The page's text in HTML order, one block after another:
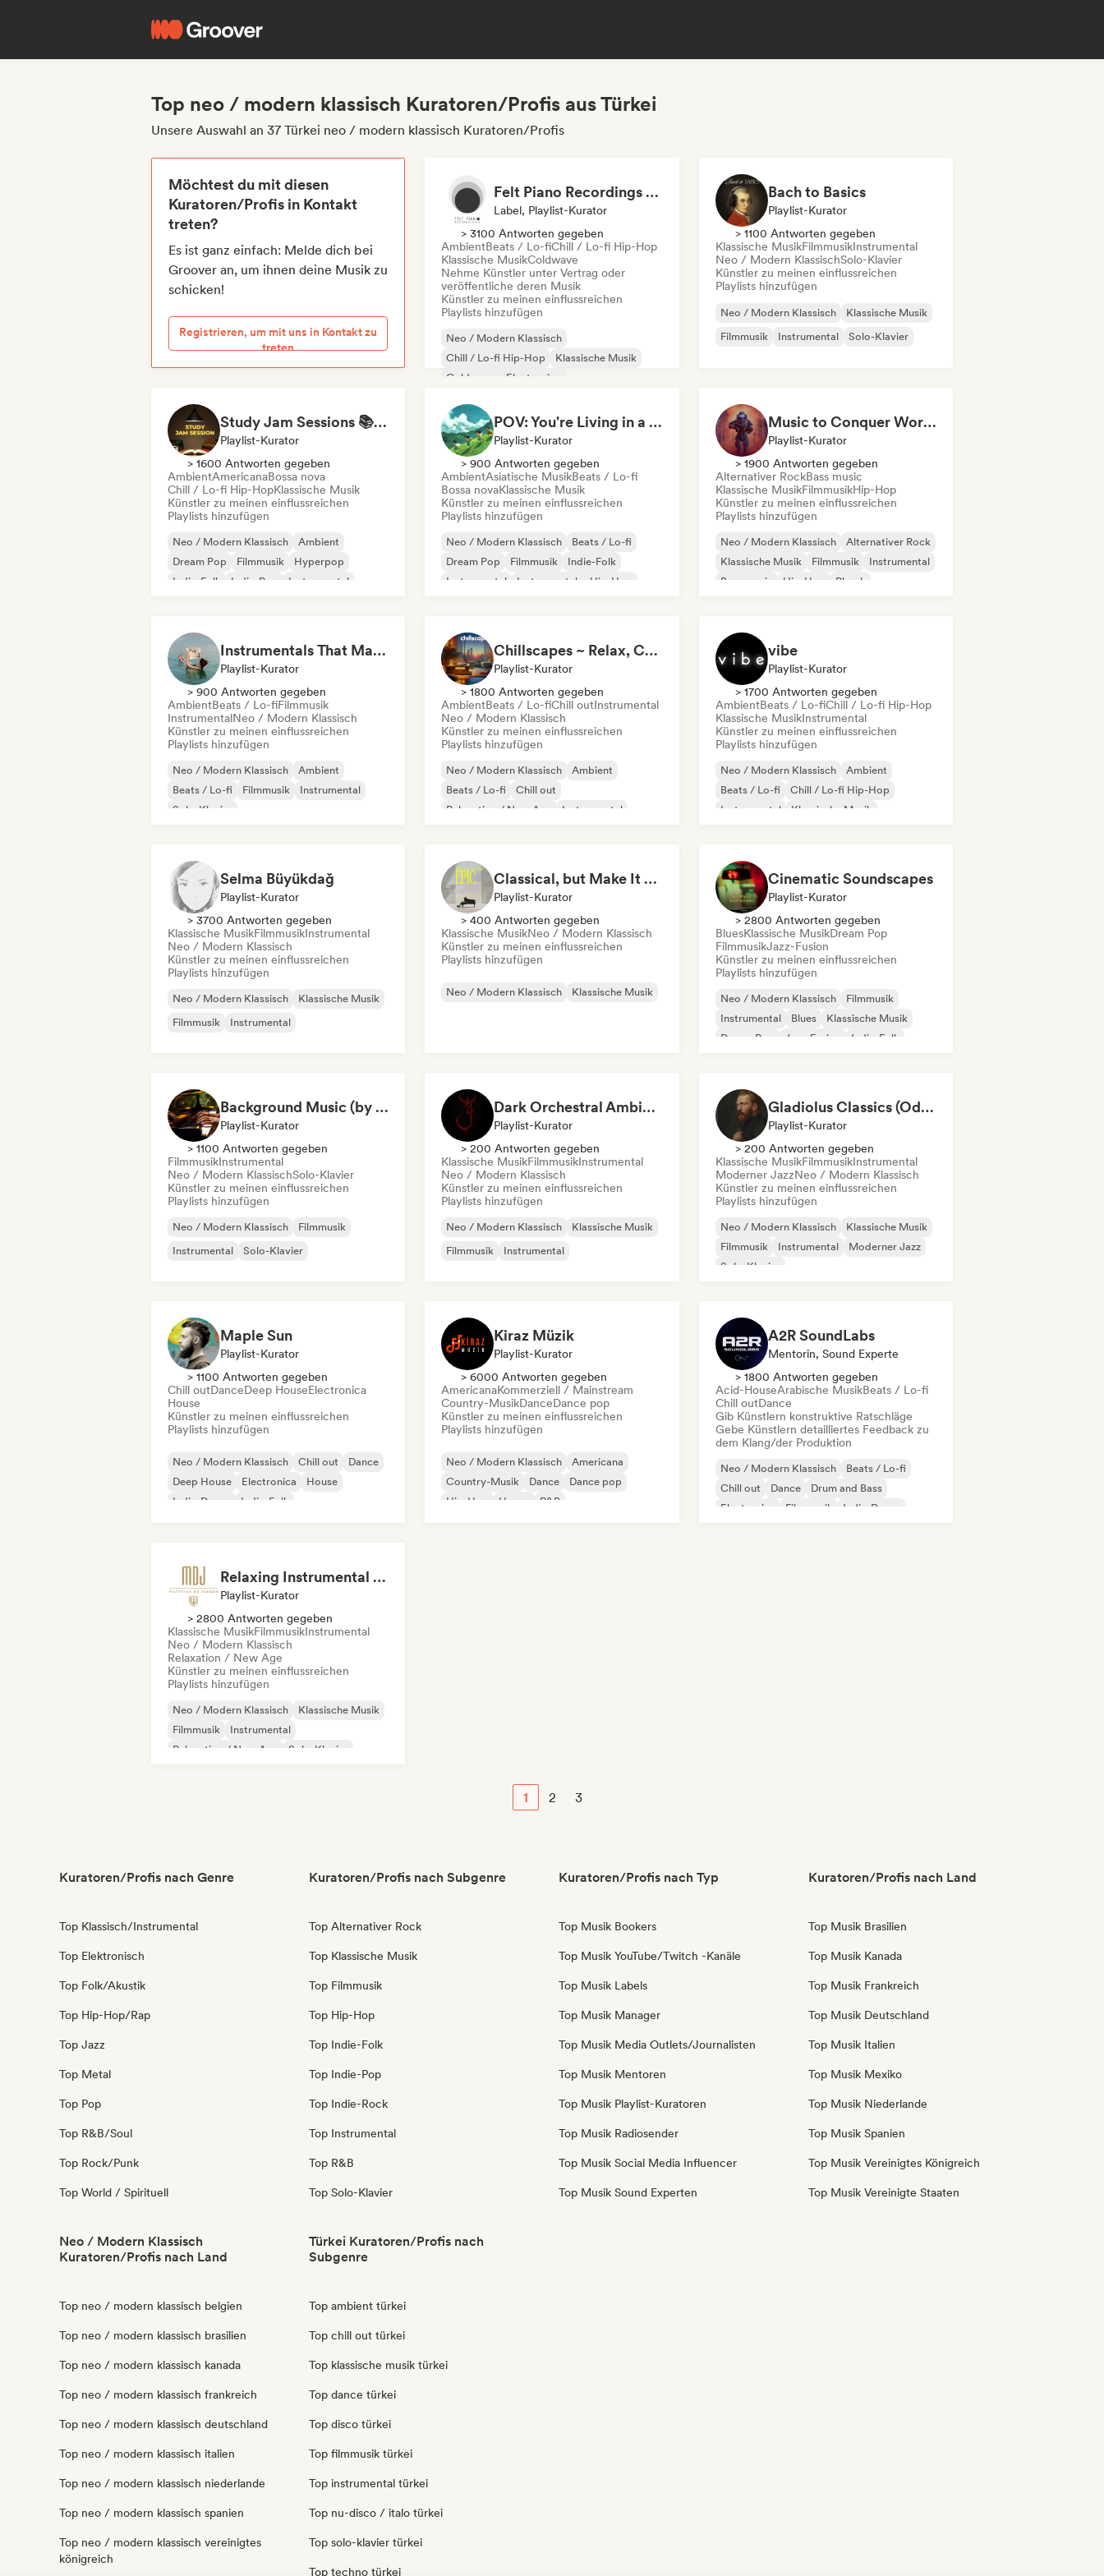
Top neo / modern klassisch Kuratoren/Profis aus Türkei
Unsere Auswahl an 37 Türkei neo / modern klassisch Kuratoren/Profis
Möchtest du mit diesen
Kuratoren/Profis in Kontakt
treten?
Es ist ganz einfach: Melde dich bei
Groover an, um ihnen deine Musik zu
schicken!
Registrieren, um mit uns in Kontakt zu
treten
Felt Piano Recordings (label, playlists)
Label, Playlist-Kurator
> 3100 Antworten gegeben
AmbientBeats / Lo-fiChill / Lo-fi Hip-Hop
Klassische MusikColdwave
Nehme Künstler unter Vertrag oder
veröffentliche deren Musik
Künstler zu meinen einflussreichen
Playlists hinzufügen
Neo / Modern Klassisch
Chill / Lo-fi Hip-Hop
Klassische Musik
Coldwave
Electronica
Instrumental
Bach to Basics
Playlist-Kurator
> 1100 Antworten gegeben
Klassische MusikFilmmusikInstrumental
Neo / Modern KlassischSolo-Klavier
Künstler zu meinen einflussreichen
Playlists hinzufügen
Neo / Modern Klassisch
Klassische Musik
Filmmusik
Instrumental Solo-Klavier
Study Jam Sessions 📚 Indie Folk, Dream Pop & Singer-Songwriter
Playlist-Kurator
> 1600 Antworten gegeben
AmbientAmericanaBossa nova
Chill / Lo-fi Hip-HopKlassische Musik
Künstler zu meinen einflussreichen
Playlists hinzufügen
Neo / Modern Klassisch
Ambient
Dream Pop
Filmmusik
Hyperpop
Indie-Folk
Indie-Pop Instrumental
POV: You're Living in a Studio Ghibli Movie 🌱 Neo-Classical Piano & Dream Pop
Playlist-Kurator
> 900 Antworten gegeben
AmbientAsiatische MusikBeats / Lo-fi
Bossa novaKlassische Musik
Künstler zu meinen einflussreichen
Playlists hinzufügen
Neo / Modern Klassisch
Beats / Lo-fi
Dream Pop
Filmmusik
Indie-Folk
Instrumental
Instrumentaler Hip-Hop
Music to Conquer Worlds To ⚔️ Epic Orchestral, Cinematic & Trailer Music
Playlist-Kurator
> 1900 Antworten gegeben
Alternativer RockBass music
Klassische MusikFilmmusikHip-Hop
Künstler zu meinen einflussreichen
Playlists hinzufügen
Neo / Modern Klassisch
Alternativer Rock
Klassische Musik
Filmmusik
Instrumental
Bass music
Hip-Hop Phonk
Instrumentals That Make You Feel Like Floating
Playlist-Kurator
> 900 Antworten gegeben
AmbientBeats / Lo-fiFilmmusik
InstrumentalNeo / Modern Klassisch
Künstler zu meinen einflussreichen
Playlists hinzufügen
Neo / Modern Klassisch
Ambient
Beats / Lo-fi
Filmmusik
Instrumental
Solo-Klavier
Chillscapes ~ Relax, Concentrate, Meditate, Sleep, Dream
Playlist-Kurator
> 1800 Antworten gegeben
AmbientBeats / Lo-fiChill outInstrumental
Neo / Modern Klassisch
Künstler zu meinen einflussreichen
Playlists hinzufügen
Neo / Modern Klassisch
Ambient
Beats / Lo-fi
Chill out
Relaxation / New Age
Instrumental
vibe
Playlist-Kurator
> 1700 Antworten gegeben
AmbientBeats / Lo-fiChill / Lo-fi Hip-Hop
Klassische MusikInstrumental
Künstler zu meinen einflussreichen
Playlists hinzufügen
Neo / Modern Klassisch
Ambient
Beats / Lo-fi
Chill / Lo-fi Hip-Hop
Instrumental
Klassische Musik
Selma Büyükdağ
Playlist-Kurator
> 3700 Antworten gegeben
Klassische MusikFilmmusikInstrumental
Neo / Modern Klassisch
Künstler zu meinen einflussreichen
Playlists hinzufügen
Neo / Modern Klassisch
Klassische Musik
Filmmusik
Instrumental
Classical, but Make It Epic
Playlist-Kurator
> 400 Antworten gegeben
Klassische MusikNeo / Modern Klassisch
Künstler zu meinen einflussreichen
Playlists hinzufügen
Neo / Modern Klassisch Klassische Musik
Cinematic Soundscapes
Playlist-Kurator
> 2800 Antworten gegeben
BluesKlassische MusikDream Pop
FilmmusikJazz-Fusion
Künstler zu meinen einflussreichen
Playlists hinzufügen
Neo / Modern Klassisch
Filmmusik
Instrumental
Blues
Klassische Musik
Dream Pop
Jazz-Fusion Indie-Folk
Background Music (by Pianoman)
Playlist-Kurator
> 1100 Antworten gegeben
FilmmusikInstrumental
Neo / Modern KlassischSolo-Klavier
Künstler zu meinen einflussreichen
Playlists hinzufügen
Neo / Modern Klassisch
Filmmusik
Instrumental
Solo-Klavier
Dark Orchestral Ambience - Epic Dark Fantasy Music
Playlist-Kurator
> 200 Antworten gegeben
Klassische MusikFilmmusikInstrumental
Neo / Modern Klassisch
Künstler zu meinen einflussreichen
Playlists hinzufügen
Neo / Modern Klassisch
Klassische Musik
Filmmusik
Instrumental
Gladiolus Classics (Odak Arttırıcı Müzikler)
Playlist-Kurator
> 200 Antworten gegeben
Klassische MusikFilmmusikInstrumental
Moderner JazzNeo / Modern Klassisch
Künstler zu meinen einflussreichen
Playlists hinzufügen
Neo / Modern Klassisch
Klassische Musik
Filmmusik
Instrumental
Moderner Jazz
Solo-Klavier
Maple Sun
Playlist-Kurator
> 1100 Antworten gegeben
Chill outDanceDeep HouseElectronica
House
Künstler zu meinen einflussreichen
Playlists hinzufügen
Neo / Modern Klassisch Chill out
Dance
Deep House
Electronica
House
Indie-Dance
Indie-Folk
Kiraz Müzik
Playlist-Kurator
> 6000 Antworten gegeben
AmericanaKommerziell / Mainstream
Country-MusikDanceDance pop
Künstler zu meinen einflussreichen
Playlists hinzufügen
Neo / Modern Klassisch
Americana
Country-Musik
Dance
Dance pop
Hip-Hop
House R&B
A2R SoundLabs
Mentorin, Sound Experte
> 1800 Antworten gegeben
Acid-HouseArabische MusikBeats / Lo-fi
Chill outDance
Gib Künstlern konstruktive Ratschläge
Gebe Künstlern detailliertes Feedback zu
dem Klang/der Produktion
Neo / Modern Klassisch
Beats / Lo-fi
Chill out
Dance
Drum and Bass
Electronica
Filmmusik Indie-Dance
Relaxing Instrumental (MDJ Matthias De Jaeger)
Playlist-Kurator
> 2800 Antworten gegeben
Klassische MusikFilmmusikInstrumental
Neo / Modern Klassisch
Relaxation / New Age
Künstler zu meinen einflussreichen
Playlists hinzufügen
Neo / Modern Klassisch
Klassische Musik
Filmmusik
Instrumental
Relaxation / New Age
Solo-Klavier
1 2 3
Kuratoren/Profis nach Genre
Top Klassisch/Instrumental
Top Elektronisch
Top Folk/Akustik
Top Hip-Hop/Rap
Top Jazz
Top Metal
Top Pop
Top R&B/Soul
Top Rock/Punk
Top World / Spirituell
Kuratoren/Profis nach Subgenre
Top Alternativer Rock
Top Klassische Musik
Top Filmmusik
Top Hip-Hop
Top Indie-Folk
Top Indie-Pop
Top Indie-Rock
Top Instrumental
Top R&B
Top Solo-Klavier
Kuratoren/Profis nach Typ
Top Musik Bookers
Top Musik YouTube/Twitch -Kanäle
Top Musik Labels
Top Musik Manager
Top Musik Media Outlets/Journalisten
Top Musik Mentoren
Top Musik Playlist-Kuratoren
Top Musik Radiosender
Top Musik Social Media Influencer
Top Musik Sound Experten
Kuratoren/Profis nach Land
Top Musik Brasilien
Top Musik Kanada
Top Musik Frankreich
Top Musik Deutschland
Top Musik Italien
Top Musik Mexiko
Top Musik Niederlande
Top Musik Spanien
Top Musik Vereinigtes Königreich
Top Musik Vereinigte Staaten
Neo / Modern Klassisch
Kuratoren/Profis nach Land
Top neo / modern klassisch belgien
Top neo / modern klassisch brasilien
Top neo / modern klassisch kanada
Top neo / modern klassisch frankreich
Top neo / modern klassisch deutschland
Top neo / modern klassisch italien
Top neo / modern klassisch niederlande
Top neo / modern klassisch spanien
Top neo / modern klassisch vereinigtes
königreich
Türkei Kuratoren/Profis nach
Subgenre
Top ambient türkei
Top chill out türkei
Top klassische musik türkei
Top dance türkei
Top disco türkei
Top filmmusik türkei
Top instrumental türkei
Top nu-disco / italo türkei
Top solo-klavier türkei
Top techno türkei